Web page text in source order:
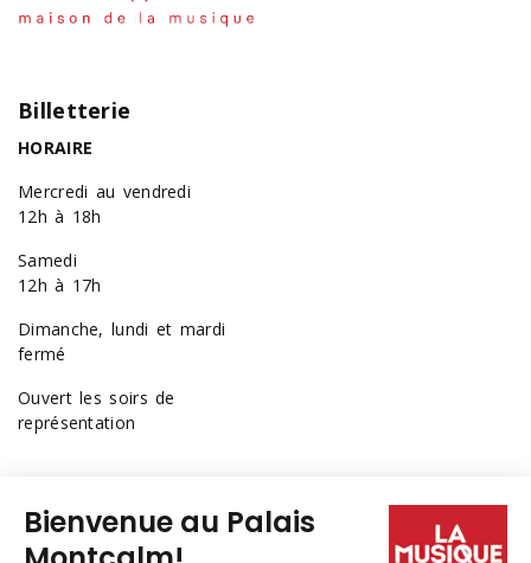
Billetterie
HORAIRE
Mercredi au vendredi
12h à 18h
Samedi
12h à 17h
Dimanche, lundi et mardi
fermé
Ouvert les soirs de
représentation
1 877 641-6040